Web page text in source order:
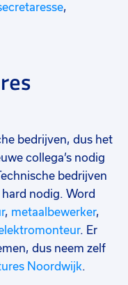
,
bedrijven, dus het
collega’s nodig
bedrijven
nodig. Word
, metaalbewerker,
. Er
dus neem zelf
Noordwijk.